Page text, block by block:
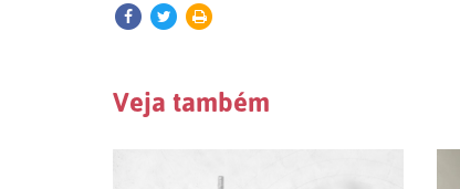
Veja também